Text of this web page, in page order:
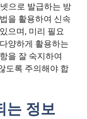
으로 발급하는 방
을 활용하여 신속
으며, 미리 필요
양하게 활용하는
을 잘 숙지하여
도록 주의해야 합
는 정보